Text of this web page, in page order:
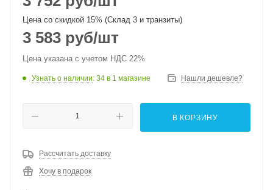
Цена со скидкой 15% (Склад 3 и транзиты)
3 583 руб/шт
Цена указана с учетом НДС 22%
Узнать о наличии: 34 в 1 магазине Нашли дешевле?
В КОРЗИНУ
Рассчитать доставку
Хочу в подарок